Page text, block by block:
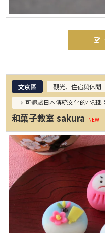
文京區
觀光、住宿與休閒
可體驗日本傳統文化的小班
和菓子教室 sakura NEW